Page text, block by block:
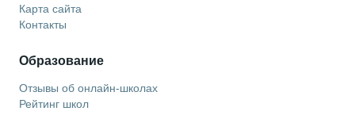
Карта сайта
Контакты
Образование
Отзывы об онлайн-школах
Рейтинг школ